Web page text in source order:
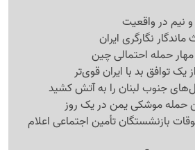
نیم در واقعیت
نگارگری ایران
حمله احتمالی چین
توافق بد با ایران قوی‌تر
جنوب لبنان را به آتش کشید
حمله موشکی یمن در یک روز
بازنشستگان تأمین اجتماعی اعلام